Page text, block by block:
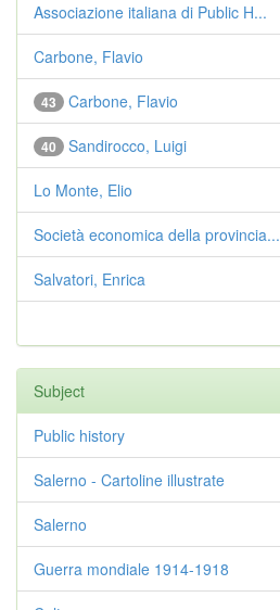
Associazione italiana di Public H...
Carbone, Flavio
43 Carbone, Flavio
40 Sandirocco, Luigi
Lo Monte, Elio
Società economica della provincia...
Salvatori, Enrica
Subject
Public history
Salerno - Cartoline illustrate
Salerno
Guerra mondiale 1914-1918